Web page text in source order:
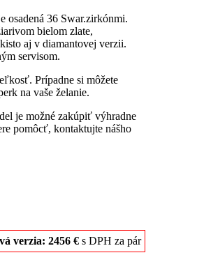
osadená 36 Swar.zirkónmi.
bielom zlate,
aj v diamantovej verzii.
servisom.
Prípadne si môžete
na vaše želanie.
je možné zakúpiť výhradne
pomôcť, kontaktujte nášho
verzia: 2456 €s DPH za pár